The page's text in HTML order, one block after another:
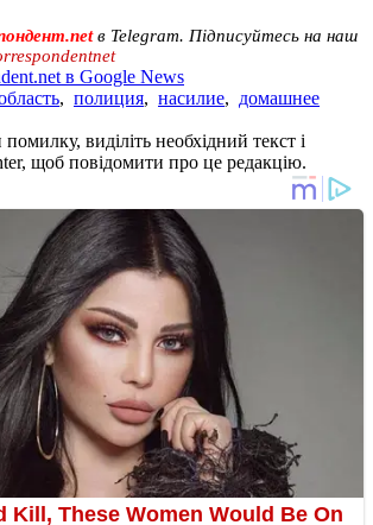
в Telegram. Підписуйтесь на наш
в Google News
, полиция, насилие, домашнее
виділіть необхідний текст і
щоб повідомити про це редакцію.